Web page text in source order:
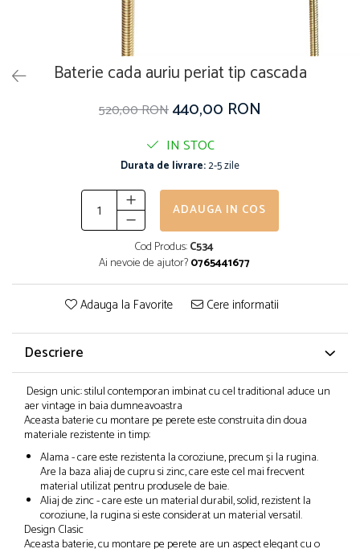
Baterie cada auriu periat tip cascada
520,00 RON440,00 RON
IN STOC
Durata de livrare:2-5 zile
ADAUGA IN COS
Cod Produs:C534
Ai nevoie de ajutor?0765441677
Adauga la Favorite Cere informatii
Descriere
Design unic: stilul contemporan imbinat cu cel traditional aduce un
aer vintage in baia dumneavoastra
Aceasta baterie cu montare pe perete este construita din doua
materiale rezistente in timp:
Alama - care este rezistenta la coroziune, precum și la rugina.
Are la baza aliaj de cupru si zinc, care este cel mai frecvent
material utilizat pentru produsele de baie.
Aliaj de zinc - care este un material durabil, solid, rezistent la
coroziune, la rugina si este considerat un material versatil.
Design Clasic
Aceasta baterie, cu montare pe perete are un aspect elegant cu o